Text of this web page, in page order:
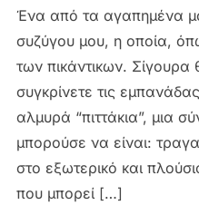
Ένα από τα αγαπημένα
συζύγου μου, η οποία,
των πικάντικων.
συγκρίνετε τις
αλμυρά “πιττάκια”, μια
μπορούσε να είναι:
στο εξωτερικό και
που μπορεί […]